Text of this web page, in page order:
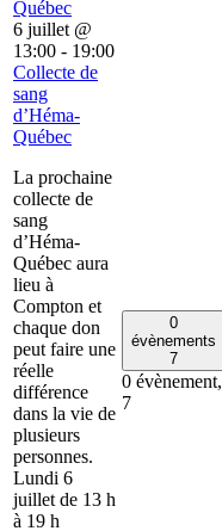
Québec
6 juillet @
13:00 - 19:00
Collecte de
sang
d’Héma-
Québec
La prochaine
collecte de
sang
d’Héma-
Québec aura
lieu à
Compton et
chaque don
peut faire une
réelle
différence
dans la vie de
plusieurs
personnes.
Lundi 6
juillet de 13 h
à 19 h
0
évènements
7
0 évènement,
7